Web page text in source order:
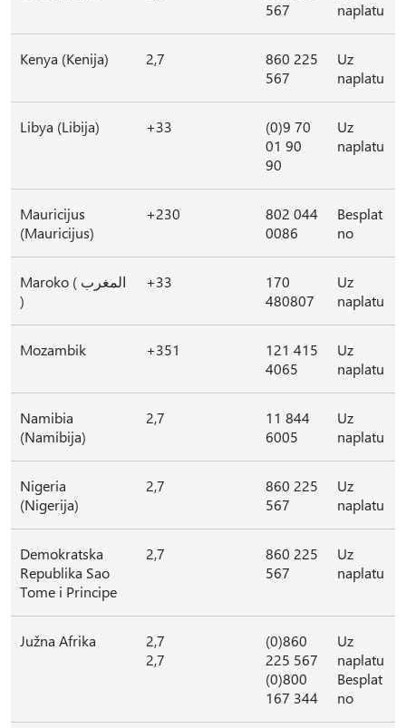
567
naplatu
Kenya (Kenija) 2,7
860 225
567
Uz
naplatu
Libya (Libija) +33
(0)9 70
01 90
90
Uz
naplatu
Mauricijus
(Mauricijus)
+230
802 044
0086
Besplat
no
Maroko ( المغرب
)
+33
170
480807
Uz
naplatu
Mozambik +351
121 415
4065
Uz
naplatu
Namibia
(Namibija)
2,7
11 844
6005
Uz
naplatu
Nigeria
(Nigerija)
2,7
860 225
567
Uz
naplatu
Demokratska
Republika Sao
Tome i Principe
2,7
860 225
567
Uz
naplatu
Južna Afrika
2,7
2,7
(0)860
225 567
(0)800
167 344
Uz
naplatu
Besplat
no